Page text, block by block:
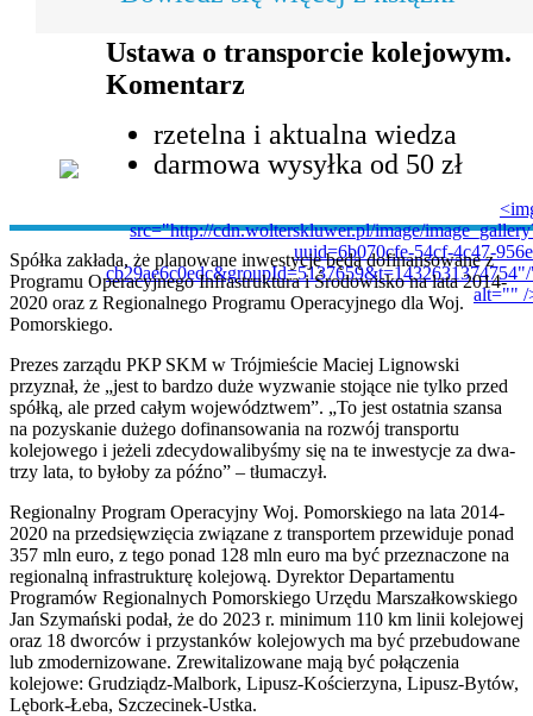
Ustawa o transporcie kolejowym.
Komentarz
rzetelna i aktualna wiedza
darmowa wysyłka od 50 zł
src="http://cdn.wolterskluwer.pl/image/
uuid=6b070cfe-54cf-4c47-
alt="" /
Spółka zakłada, że planowane inwestycje będą dofinansowane z
Programu Operacyjnego Infrastruktura i Środowisko na lata 2014-
2020 oraz z Regionalnego Programu Operacyjnego dla Woj.
Pomorskiego.
Prezes zarządu PKP SKM w Trójmieście Maciej Lignowski
przyznał, że „jest to bardzo duże wyzwanie stojące nie tylko przed
spółką, ale przed całym województwem”. „To jest ostatnia szansa
na pozyskanie dużego dofinansowania na rozwój transportu
kolejowego i jeżeli zdecydowalibyśmy się na te inwestycje za dwa-
trzy lata, to byłoby za późno” – tłumaczył.
Regionalny Program Operacyjny Woj. Pomorskiego na lata 2014-
2020 na przedsięwzięcia związane z transportem przewiduje ponad
357 mln euro, z tego ponad 128 mln euro ma być przeznaczone na
regionalną infrastrukturę kolejową. Dyrektor Departamentu
Programów Regionalnych Pomorskiego Urzędu Marszałkowskiego
Jan Szymański podał, że do 2023 r. minimum 110 km linii kolejowej
oraz 18 dworców i przystanków kolejowych ma być przebudowane
lub zmodernizowane. Zrewitalizowane mają być połączenia
kolejowe: Grudziądz-Malbork, Lipusz-Kościerzyna, Lipusz-Bytów,
Lębork-Łeba, Szczecinek-Ustka.